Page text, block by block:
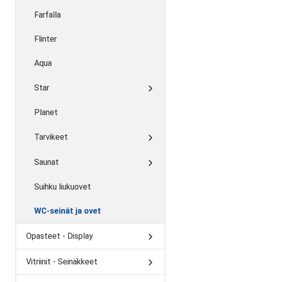
Farfalla
Flinter
Aqua
Star
Planet
Tarvikeet
Saunat
Suihku liukuovet
WC-seinät ja ovet
Opasteet - Display
Vitriinit - Seinäkkeet